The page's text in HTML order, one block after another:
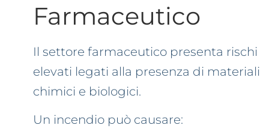
Farmaceutico
Il settore farmaceutico presenta rischi
elevati legati alla presenza di materiali
chimici e biologici.
Un incendio può causare: